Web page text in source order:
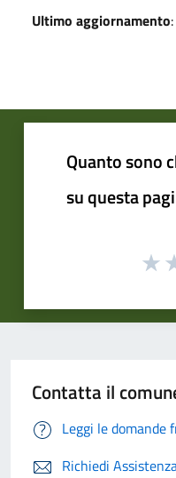
Ultimo aggiornamento
Quanto sono
su questa
Contatta il
Leggi le domande
Richiedi